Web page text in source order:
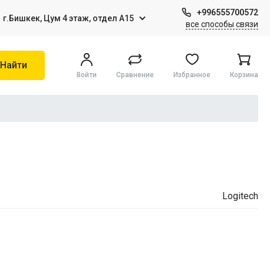
г.Бишкек, Цум 4 этаж, отдел А15
+996555700572
все способы связи
Найти
Войти Сравнение Избранное Корзина
Logitech